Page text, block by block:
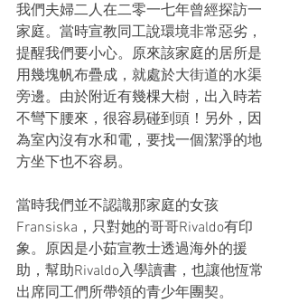
我們夫婦二人在二零一七年曾經探訪一
家庭。當時宣教同工說環境非常惡劣，
提醒我們要小心。原來該家庭的居所是
用幾塊帆布疊成，就處於大街道的水渠
旁邊。由於附近有幾棵大樹，出入時若
不彎下腰來，很容易碰到頭！另外，因
為室內沒有水和電，要找一個潔淨的地
方坐下也不容易。
當時我們並不認識那家庭的女孩
Fransiska，只對她的哥哥Rivaldo有印
象。原因是小茹宣教士透過海外的援
助，幫助Rivaldo入學讀書，也讓他恆常
出席同工們所帶領的青少年團契。